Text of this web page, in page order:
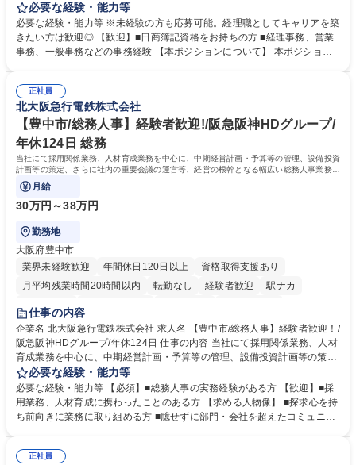
力・確認業務からスタートし、既存メンバーと一緒に業務を進めながら段
階的に経理知識を身につけていただきます。 【具体的には】 ■社内稟議に
基づく仕訳入力 ■月末の振込業務 ■明細作成 ■伝票処理、記帳業務 ■既存
メンバーの業務サポート 【将来的には】 ■月次決算補助 ■四半期・年次決
想定です。 募集職種 未経験歓迎【経理/みなとみらい】プライム上場/残業
ほぼなし/年休123日
必要な経験・能力等
必要な経験・能力等 ※未経験の方も応募可能。経理職としてキャリアを築
きたい方は歓迎◎ 【歓迎】■日商簿記資格をお持ちの方 ■経理事務、営業
事務、一般事務などの事務経験 【本ポジションについて】 本ポジション
当し、3～5年をかけて月次決算・四半期決算・開示資料作成補助などへス
テップアップできます。また、残業は通常月ほぼなく、決算月でも10時間
未満のため、無理なく経理として専門性を身につけられる環境です。 学
歴・資格 学歴：大学院 大学 高専 短大 専修学校 高校 語学力： 資格：日商
簿記検定1級 日商簿記検定2級
正社員
北大阪急行電鉄株式会社
【豊中市/総務人事】経験者歓迎!/阪急阪神HDグループ/
年休124日 総務
当社にて採用関係業務、人材育成業務を中心に、中期経営計画・予算等の管理、設備投資
計画等の策定、さらに社内の重要会議の運営等、経営の根幹となる幅広い総務人事業務全
般を担当していただきます。
月給
30万円～38万円
勤務地
大阪府豊中市
業界未経験歓迎
年間休日120日以上
資格取得支援あり
月平均残業時間20時間以内
転勤なし 経験者歓迎
駅ナカ
退職金あり
土日祝休み
服装自由 昼食補助あり 食事補助あり
仕事の内容
企業名 北大阪急行電鉄株式会社 求人名 【豊中市/総務人事】経験者歓迎！/
阪急阪神HDグループ/年休124日 仕事の内容 当社にて採用関係業務、人材
育成業務を中心に、中期経営計画・予算等の管理、設備投資計画等の策
定、さらに社内の重要会議の運営等、経営の根幹となる幅広い総務人事業
務全般を担当していただきます。 【主な業務内容】 ■採用関係業務および
人材育成(社員研修)業務の推進 ■中期経営計画および予算等の管理 ■設備
投資計画等の策定 ■社内の重要会議の運営 ■その他総務人事業務全般 【入
務人事】経験者歓迎！/阪急阪神HDグループ/年休124日
必要な経験・能力等
必要な経験・能力等 【必須】■総務人事の実務経験がある方 【歓迎】■採
用業務、人材育成に携わったことのある方 【求める人物像】 ■探求心を持
ち前向きに業務に取り組める方 ■臆せずに部門・会社を超えたコミュニケ
囲のメンバーと協調しつつ主体性を持って能動的に業務を推進できる方 学
正社員